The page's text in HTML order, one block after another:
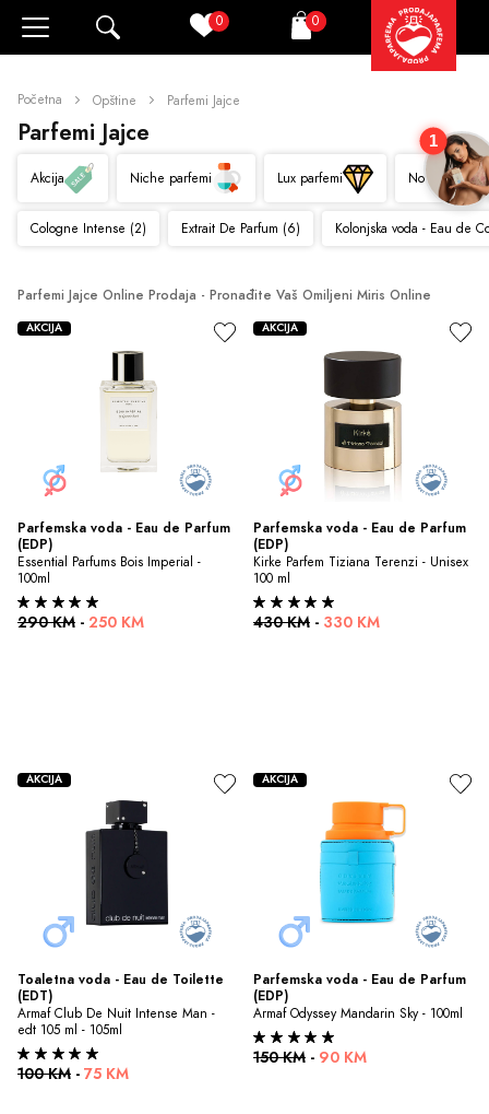
0 Korpa
0
Početna Opštine Parfemi Jajce
Parfemi Jajce
Akcija Niche parfemi Lux parfemi Novo
Cologne Intense (2) Extrait De Parfum (6) Kolonjska voda - Eau de
Parfemi Jajce Online Prodaja - Pronađite Vaš Omiljeni Miris Online
Parfemska voda - Eau de Parfum
(EDP)
Essential Parfums Bois Imperial -
100ml
290 KM - 250 KM
AKCIJA
Parfemska voda - Eau de Parfum
(EDP)
Kirke Parfem Tiziana Terenzi - Unisex
100 ml
430 KM - 330 KM
AKCIJA
Toaletna voda - Eau de Toilette
(EDT)
Armaf Club De Nuit Intense Man -
edt 105 ml - 105ml
100 KM - 75 KM
AKCIJA
Parfemska voda - Eau de Parfum
(EDP)
Armaf Odyssey Mandarin Sky - 100ml
150 KM - 90 KM
AKCIJA
1